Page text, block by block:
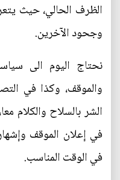
الظرف الحالي، حيث
وجحود الآخرين.
نحتاج اليوم الى
والموقف، وكذا في
الشر بالسلاح والكلام
في إعلان الموقف
في الوقت المناسب.